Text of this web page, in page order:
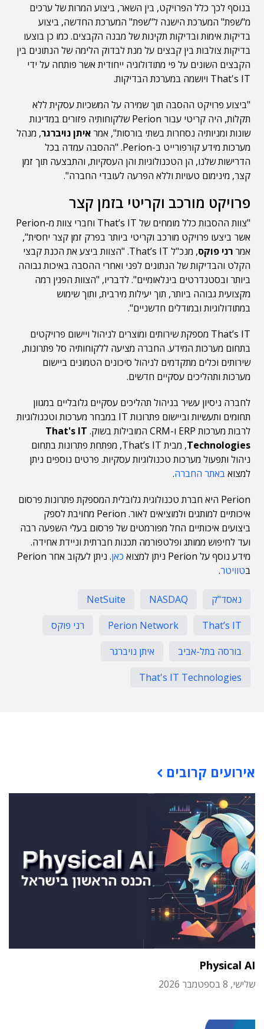
בנוסף לכך כלל הפרויקט, בין השאר, ביצוע המרות של ערכים
מ"שפת" המערכת הישנה ל"שפת" המערכת החדשה, ביצוע
בדיקות אימות ובדיקות תקינות של מבנה הקבצים. כמו כן בוצעו
בדיקות צולבות בין קבצים על מנת לבדוק הלימה של הנתונים בין
הקבצים השונים על פי מתודולוגיה ייחודית אשר פותחה על ידי
That's IT ויושמה במערכת הבדיקות.
"ביצוע פרויקט ההסבה תוך שמירה על המשכיות עסקית ללא
תקלות, היה קריטי עבור Perion שלקוחותיה פזורים במדינות
שונות ומניותיה נסחרות בשתי בורסות", אמראיתן נויברגר, מנהל
מערכות מידע קורפורייט ב-Perion. "ההסבה עמדה בכל
הדרישות שלנו, הן הטכנולוגיות והן העסקיות, והתבצעה תוך זמן
קצר, מינימום טעויות וללא הפרעה לעובדי החברה".
פרויקט מורכב וקריטי בזמן קצר
"צוות ההסבות כלל מומחים של That’s IT וחברי צוות מ-Perion
אשר ביצעו פרויקט מורכב וקריטי ביותר בפרק זמן קצר יחסית",
אמררני פוקס
, מנכ"ל That’s IT. "הצוות ביצע את הכנת קבצי
הקלט והבדיקות של הנתונים לפני ואחרי ההסבה באיכות גבוהה
ביותר ובסטנדרטים בינלאומיים". לדבריו, "הצוות הפגין רמה
מקצועית גבוהה ביותר, תוך יעילות מירבית, ותוך שימוש
במתודולוגיות ובמודלים חדשניים".
That’s IT מספקת שירותים ומוצרים לניהול ויישום פרויקטים
בתחום מערכות המידע. החברה מציעה ללקוחותיה סל פתרונות,
שירותים וכלים מתקדמים לניהול סיכונים הטמונים ביישום
מערכות ותהליכים עסקיים חדשים.
לחברה ניסיון עשיר בניהול תהליכים עסקיים גלובליים במגוון
תחומים ותעשיות וביישום פתרונות IT במבחר מערכות וטכנולוגיות
לרבות מערכות ERP ו-CRM המובילות בשוק.
That's IT
Technologies
, מבית That’s IT, מפתחת פתרונות בתחום
ניהול ותפעול מערכות טכנולוגיות עסקיות. פרטים נוספים ניתן
למצוא באתר החברה.
Perion היא חברת טכנולוגית גלובלית המספקת פתרונות פרסום
איכותיים למותגים ולמוציאים לאור. Perion מחויבת לספק
ביצועים איכותיים החל מפורמטים של פרסום בעלי השפעה רבה
ועד לחיפוש ממותג ופלטפורמה תכנות חברתית וניידת אחידה.
מידע נוסף על Perion ניתן למצוא
כאן
. ניתן לעקוב אחר Perion
בטוויטר.
נאסד"ק NASDAQ
NetSuite
That’s IT
Perion Network
רני פוקס
בורסה בתל-אביב
איתן נויברגר
That's IT Technologies
אירועים קרובים
Physical AI
שלישי, 8 בספטמבר 2026